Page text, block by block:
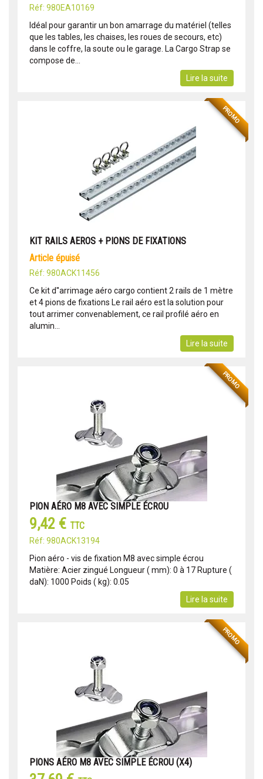
Réf: 980EA10169
Idéal pour garantir un bon amarrage du matériel (telles
que les tables, les chaises, les roues de secours, etc)
dans le coffre, la soute ou le garage. La Cargo Strap se
compose de...
Lire la suite
PROMO
KIT RAILS AEROS + PIONS DE FIXATIONS
article épuisé
Réf: 980ACK11456
Ce kit d''arrimage aéro cargo contient 2 rails de 1 mètre
et 4 pions de fixations Le rail aéro est la solution pour
tout arrimer convenablement, ce rail profilé aéro en
alumin...
Lire la suite
PROMO
PION AÉRO M8 AVEC SIMPLE ÉCROU
9,42 € TTC
Réf: 980ACK13194
Pion aéro - vis de fixation M8 avec simple écrou
Matière: Acier zingué Longueur ( mm): 0 à 17 Rupture (
daN): 1000 Poids ( kg): 0.05
Lire la suite
PROMO
PIONS AÉRO M8 AVEC SIMPLE ÉCROU (X4)